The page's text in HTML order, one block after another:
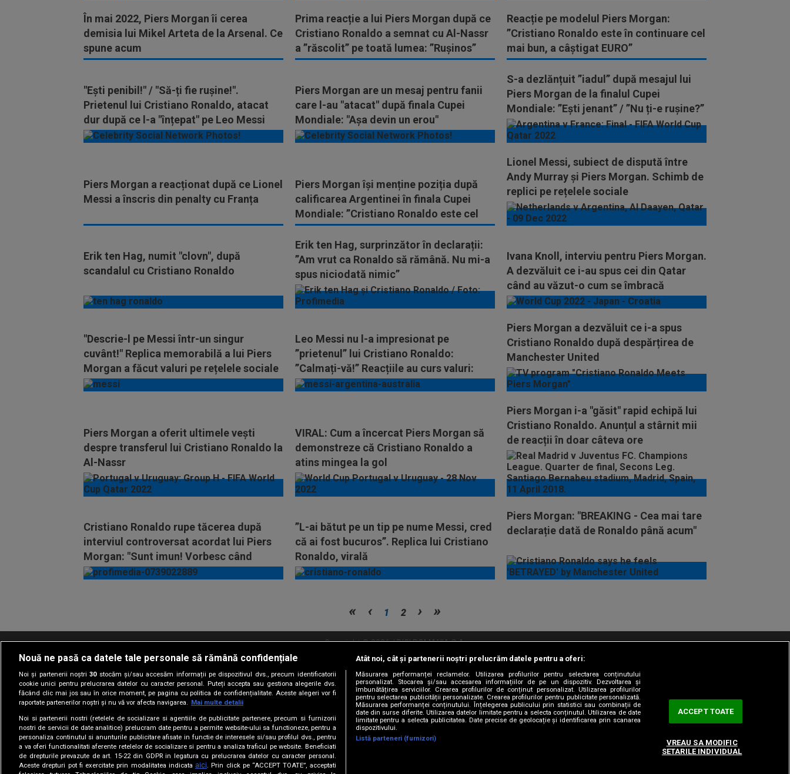
În mai 2022, Piers Morgan îi cerea
demisia lui Mikel Arteta de la Arsenal. Ce
spune acum
Prima reacție a lui Piers Morgan după ce
Cristiano Ronaldo a semnat cu Al-Nassr
a ”răscolit” pe toată lumea: ”Rușinos”
Reacție pe modelul Piers Morgan:
”Cristiano Ronaldo este în continuare cel
mai bun, a câștigat EURO”
"Ești penibil!" / "Să-ți fie rușine!".
Prietenul lui Cristiano Ronaldo, atacat
dur după ce l-a "înțepat" pe Leo Messi
Piers Morgan are un mesaj pentru fanii
care l-au "atacat" după finala Cupei
Mondiale: "Așa devin un erou"
S-a dezlănțuit ”iadul” după mesajul lui
Piers Morgan de la finalul Cupei
Mondiale: ”Ești jenant” / ”Nu ți-e rușine?”
Piers Morgan a reacționat după ce Lionel
Messi a înscris din penalty cu Franța
Piers Morgan își menține poziția după
calificarea Argentinei în finala Cupei
Mondiale: ”Cristiano Ronaldo este cel
mai bun”
Lionel Messi, subiect de dispută între
Andy Murray și Piers Morgan. Schimb de
replici pe rețelele sociale
Erik ten Hag, numit "clovn", după
scandalul cu Cristiano Ronaldo
Erik ten Hag, surprinzător în declarații:
”Am vrut ca Ronaldo să rămână. Nu mi-a
spus niciodată nimic”
Ivana Knoll, interviu pentru Piers Morgan.
A dezvăluit ce i-au spus cei din Qatar
când au văzut-o cum se îmbracă
"Descrie-l pe Messi într-un singur
cuvânt!" Replica memorabilă a lui Piers
Morgan a făcut valuri pe rețelele sociale
Leo Messi nu l-a impresionat pe
”prietenul” lui Cristiano Ronaldo:
”Calmați-vă!” Reacțiile au curs valuri:
”Rușinos”
Piers Morgan a dezvăluit ce i-a spus
Cristiano Ronaldo după despărțirea de
Manchester United
Piers Morgan a oferit ultimele vești
despre transferul lui Cristiano Ronaldo la
Al-Nassr
VIRAL: Cum a încercat Piers Morgan să
demonstreze că Cristiano Ronaldo a
atins mingea la gol
Piers Morgan i-a "găsit" rapid echipă lui
Cristiano Ronaldo. Anunțul a stârnit mii
de reacții în doar câteva ore
Cristiano Ronaldo rupe tăcerea după
interviul controversat acordat lui Piers
Morgan: "Sunt imun! Vorbesc când
vreau"
”L-ai bătut pe un tip pe nume Messi, cred
că ai fost bucuros”. Replica lui Cristiano
Ronaldo, virală
Piers Morgan: "BREAKING - Cea mai tare
declarație dată de Ronaldo până acum"
mai
mult
1 2
Copyright © 2026 / DIGI ROMANIA S.A.
Termeni si conditii Politica de confidentialitate Abonare Digi TV Frecvente Digi Sport Retransmisie Digi Sport Contact/Info Codul etic
Versiune mobil
Nouă ne pasă ca datele tale personale să rămână confidențiale
Noi și partenerii noștri30stocăm și/sau accesăm informații pe dispozitivul dvs., precum identificatorii
cookie unici pentru prelucrarea datelor cu caracter personal. Puteți accepta sau gestiona alegerile dvs.
făcând clic mai jos sau în orice moment, pe pagina cu politica de confidențialitate. Aceste alegeri vor fi
raportate partenerilor noștri și nu vă vor afecta navigarea. Mai multe detalii
Noi si partenerii nostri (retelele de socializare si agentiile de publicitate partenere, precum si furnizorii
nostri de servicii de date analitice) prelucram date pentru a permite website-ului sa functioneze, pentru a
personaliza continutul si anunturile publicitare afisate in functie de interesele si/sau profilul dvs., pentru
a va oferi functionalitati aferente retelelor de socializare si pentru a analiza traficul pe website. Beneficiati
de drepturile prevazute de art. 15-22 din GDPR in legatura cu prelucrarea datelor cu caracter personal.
Aceste drepturi pot fi exercitate prin modalitatea indicata aici. Prin click pe “ACCEPT TOATE”, acceptati
Atât noi, cât și partenerii noștri prelucrăm datele pentru a oferi:
Măsurarea performanței reclamelor. Utilizarea profilurilor pentru selectarea conținutului
personalizat. Stocarea și/sau accesarea informațiilor de pe un dispozitiv. Dezvoltarea și
îmbunătățirea serviciilor. Crearea profilurilor de conținut personalizat. Utilizarea profilurilor
pentru selectarea publicității personalizate. Crearea profilurilor pentru publicitate personalizată.
Măsurarea performanței conținutului. Înțelegerea publicului prin statistici sau combinații de
date din surse diferite. Utilizarea datelor limitate pentru a selecta conținutul. Utilizarea de date
limitate pentru a selecta publicitatea. Date precise de geolocație și identificarea prin scanarea
dispozitivului.
Listă parteneri (furnizori)
ACCEPT TOATE
VREAU SA MODIFIC
SETARILE INDIVIDUAL